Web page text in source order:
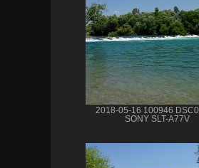
2018-05-16 100946
SONY SLT-A77V